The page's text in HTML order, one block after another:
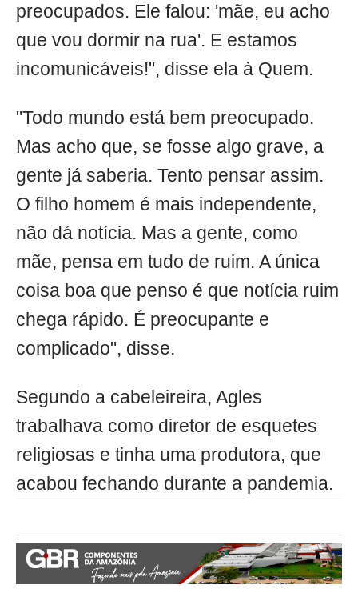
preocupados. Ele falou: 'mãe, eu acho
que vou dormir na rua'. E estamos
incomunicáveis!", disse ela à Quem.
"Todo mundo está bem preocupado.
Mas acho que, se fosse algo grave, a
gente já saberia. Tento pensar assim.
O filho homem é mais independente,
não dá notícia. Mas a gente, como
mãe, pensa em tudo de ruim. A única
coisa boa que penso é que notícia ruim
chega rápido. É preocupante e
complicado", disse.
Segundo a cabeleireira, Agles
trabalhava como diretor de esquetes
religiosas e tinha uma produtora, que
acabou fechando durante a pandemia.